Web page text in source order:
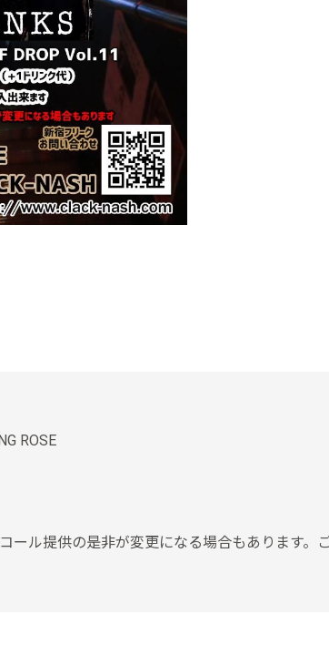
ROSE
ル提供の是非が変更になる場合もあります。ご